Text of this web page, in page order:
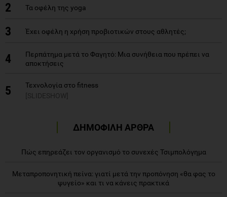
2 Τα οφέλη της yoga
3 Έχει οφέλη η χρήση προβιοτικών στους αθλητές;
4
Περπάτημα μετά το Φαγητό: Μια συνήθεια που πρέπει να
αποκτήσεις
5
Τεχνολογία στο fitness
[SLIDESHOW]
ΔΗΜΟΦΙΛΗ ΑΡΘΡΑ
Πώς επηρεάζει τον οργανισμό το συνεχές Τσιμπολόγημα
Μεταπροπονητική πείνα: γιατί μετά την προπόνηση «θα φας το
ψυγείο» και τι να κάνεις πρακτικά